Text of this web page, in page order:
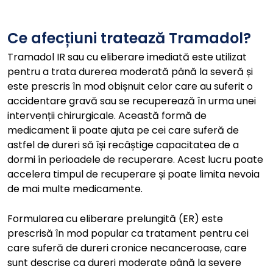
Ce afecțiuni tratează Tramadol?
Tramadol IR sau cu eliberare imediată este utilizat
pentru a trata durerea moderată până la severă și
este prescris în mod obișnuit celor care au suferit o
accidentare gravă sau se recuperează în urma unei
intervenții chirurgicale. Această formă de
medicament îi poate ajuta pe cei care suferă de
astfel de dureri să își recâștige capacitatea de a
dormi în perioadele de recuperare. Acest lucru poate
accelera timpul de recuperare și poate limita nevoia
de mai multe medicamente.
Formularea cu eliberare prelungită (ER) este
prescrisă în mod popular ca tratament pentru cei
care suferă de dureri cronice necanceroase, care
sunt descrise ca dureri moderate până la severe